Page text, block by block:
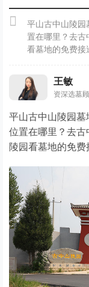
平山古中山陵园
置在哪里？去古
看墓地的免费接
王敏
资深选墓
平山古中山陵园
位置在哪里？去
陵园看墓地的免费